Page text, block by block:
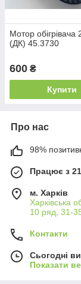
Мотор обігрівача
(ДК) 45.3730
600 ₴
Купити
Про нас
98%
Працює з
м. Харків
Харківська
10 ряд, 31-
Контакти
Сьогодні
Показати